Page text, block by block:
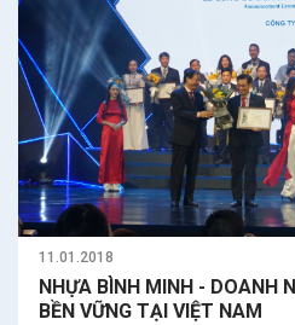
11.01.2018
NHỰA BÌNH MINH - DOANH
BỀN VỮNG TẠI VIỆT NAM